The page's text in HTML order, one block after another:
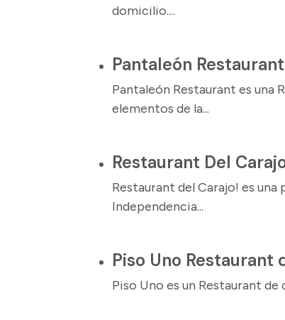
domicilio....
Pantaleón
Pantaleón Restaurant es una
elementos de la...
Restaurant Del
Restaurant del Carajo! es
Independencia...
Piso Uno Restaurant
Piso Uno es un Restaurant